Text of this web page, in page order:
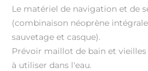
Le matériel de navigation et de
(combinaison néoprène
sauvetage et casque).
Prévoir maillot de bain et vieilles
à utiliser dans l'eau.